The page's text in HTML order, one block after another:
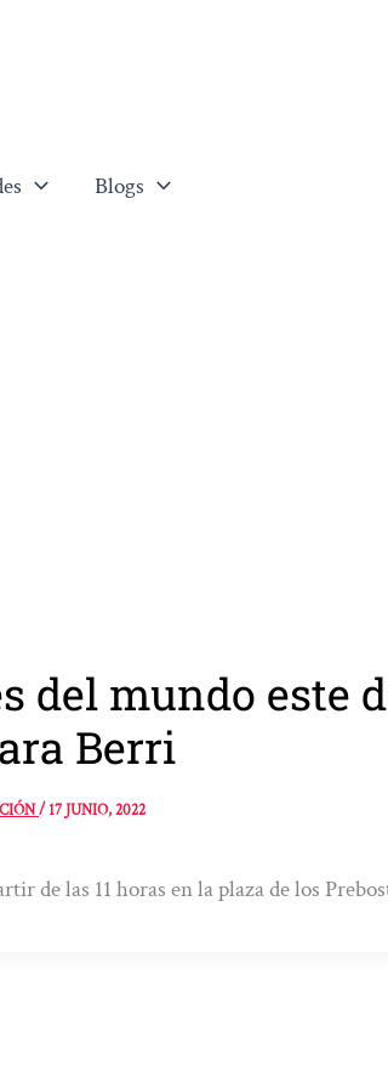
Blogs
del mundo este
Berri
/17 JUNIO, 2022
de las 11 horas en la plaza de los